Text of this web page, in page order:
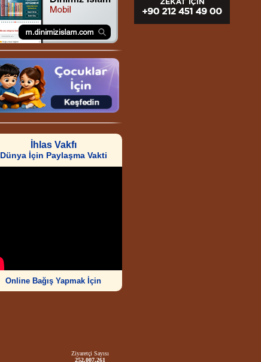
İhlas Vakfı
Dünya İçin Paylaşma Vakti
Online Bağış Yapmak İçin
Ziyaretçi Sayısı
252.007.261